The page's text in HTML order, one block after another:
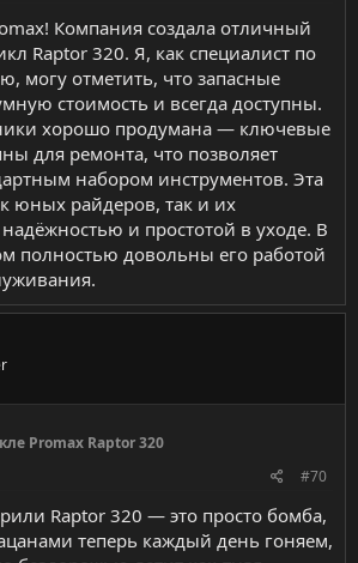
Компания создала отличный
Raptor 320. Я, как специалист по
могу отметить, что запасные
стоимость и всегда доступны.
хорошо продумана — ключевые
для ремонта, что позволяет
набором инструментов. Эта
юных райдеров, так и их
и простотой в уходе. В
полностью довольны его работой
Promax Raptor 320
#70
Raptor 320 — это просто бомба,
теперь каждый день гоняем,